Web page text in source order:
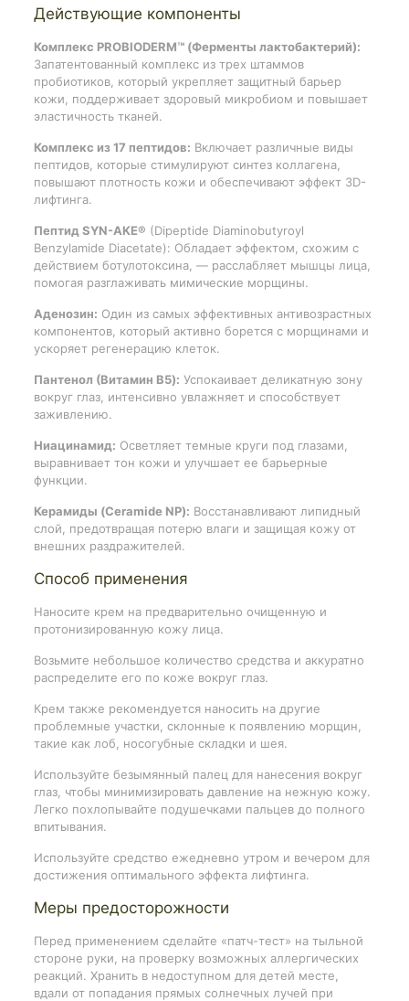
Действующие компоненты
Комплекс PROBIODERM™ (Ферменты лактобактерий):
Запатентованный комплекс из трех штаммов
пробиотиков, который укрепляет защитный барьер
кожи, поддерживает здоровый микробиом и повышает
эластичность тканей.
Комплекс из 17 пептидов: Включает различные виды
пептидов, которые стимулируют синтез коллагена,
повышают плотность кожи и обеспечивают эффект 3D-
лифтинга.
Пептид SYN-AKE® (Dipeptide Diaminobutyroyl
Benzylamide Diacetate): Обладает эффектом, схожим с
действием ботулотоксина, — расслабляет мышцы лица,
помогая разглаживать мимические морщины.
Аденозин: Один из самых эффективных антивозрастных
компонентов, который активно борется с морщинами и
ускоряет регенерацию клеток.
Пантенол (Витамин B5): Успокаивает деликатную зону
вокруг глаз, интенсивно увлажняет и способствует
заживлению.
Ниацинамид: Осветляет темные круги под глазами,
выравнивает тон кожи и улучшает ее барьерные
функции.
Керамиды (Ceramide NP): Восстанавливают липидный
слой, предотвращая потерю влаги и защищая кожу от
внешних раздражителей.
Способ применения
Наносите крем на предварительно очищенную и
протонизированную кожу лица.
Возьмите небольшое количество средства и аккуратно
распределите его по коже вокруг глаз.
Крем также рекомендуется наносить на другие
проблемные участки, склонные к появлению морщин,
такие как лоб, носогубные складки и шея.
Используйте безымянный палец для нанесения вокруг
глаз, чтобы минимизировать давление на нежную кожу.
Легко похлопывайте подушечками пальцев до полного
впитывания.
Используйте средство ежедневно утром и вечером для
достижения оптимального эффекта лифтинга.
Меры предосторожности
Перед применением сделайте «патч-тест» на тыльной
стороне руки, на проверку возможных аллергических
реакций. Хранить в недоступном для детей месте,
вдали от попадания прямых солнечных лучей при